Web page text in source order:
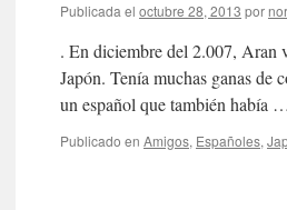
Publicada el octubre 28, 2013 por
. En diciembre del 2.007, Aran
Japón. Tenía muchas ganas de
un español que también había …
Publicado en Amigos, Españoles,